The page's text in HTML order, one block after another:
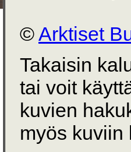
©Arktiset
Takaisin
tai voit
kuvien
myös kuviin